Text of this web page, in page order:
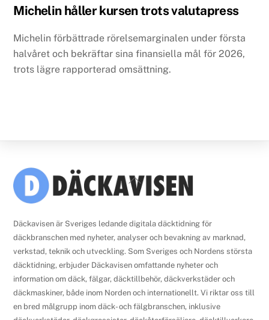
Michelin håller kursen trots valutapress
Michelin förbättrade rörelsemarginalen under första
halvåret och bekräftar sina finansiella mål för 2026,
trots lägre rapporterad omsättning.
Back
To
Däckavisen är Sveriges ledande digitala däcktidning för
däckbranschen med nyheter, analyser och bevakning av marknad,
verkstad, teknik och utveckling. Som Sveriges och Nordens största
däcktidning, erbjuder Däckavisen omfattande nyheter och
information om däck, fälgar, däcktillbehör, däckverkstäder och
däckmaskiner, både inom Norden och internationellt. Vi riktar oss till
en bred målgrupp inom däck- och fälgbranschen, inklusive